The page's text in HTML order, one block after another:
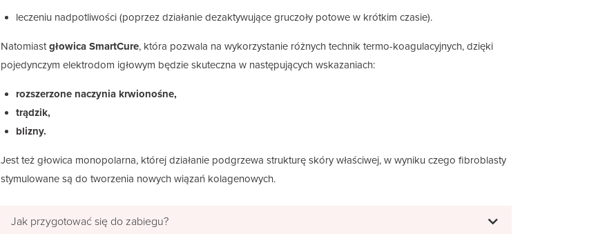
leczeniu nadpotliwości (poprzez działanie dezaktywujące gruczoły potowe w krótkim czasie).
Natomiastgłowica SmartCure, która pozwala na wykorzystanie różnych technik termo-koagulacyjnych, dzięki
pojedynczym elektrodom igłowym będzie skuteczna w następujących wskazaniach:
rozszerzone naczynia krwionośne,
trądzik,
blizny.
Jest też głowica monopolarna, której działanie podgrzewa strukturę skóry właściwej, w wyniku czego fibroblasty
stymulowane są do tworzenia nowych wiązań kolagenowych.
Jak przygotować się do zabiegu?